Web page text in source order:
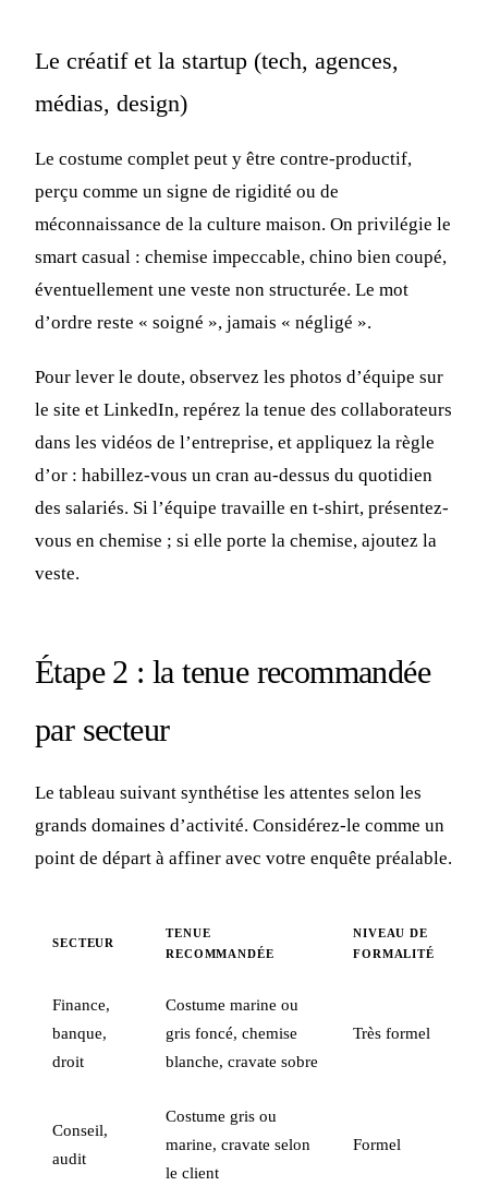
Le créatif et la startup (tech, agences,
médias, design)
Le costume complet peut y être contre-productif,
perçu comme un signe de rigidité ou de
méconnaissance de la culture maison. On privilégie le
smart casual : chemise impeccable, chino bien coupé,
éventuellement une veste non structurée. Le mot
d’ordre reste « soigné », jamais « négligé ».
Pour lever le doute, observez les photos d’équipe sur
le site et LinkedIn, repérez la tenue des collaborateurs
dans les vidéos de l’entreprise, et appliquez la règle
d’or : habillez-vous un cran au-dessus du quotidien
des salariés. Si l’équipe travaille en t-shirt, présentez-
vous en chemise ; si elle porte la chemise, ajoutez la
veste.
Étape 2 : la tenue recommandée
par secteur
Le tableau suivant synthétise les attentes selon les
grands domaines d’activité. Considérez-le comme un
point de départ à affiner avec votre enquête préalable.
SECTEUR
TENUE
RECOMMANDÉE
NIVEAU DE
FORMALITÉ
Finance,
banque,
droit
Costume marine ou
gris foncé, chemise
blanche, cravate sobre
Très formel
Conseil,
audit
Costume gris ou
marine, cravate selon
le client
Formel